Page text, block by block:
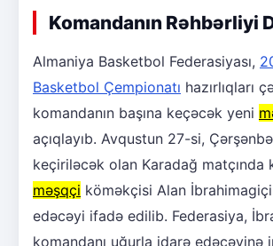
Komandanın Rəhbərliyi
Almaniya Basketbol Federasiyası,
Basketbol Çempionatı hazırlıqları
komandanın başına keçəcək yeni
açıqlayıb. Avqustun 27-si,
keçiriləcək olan Karadağ matçında
məşqçi köməkçisi Alan
edəcəyi ifadə edilib. Federasiya,
komandanı uğurla idarə edəcəyinə